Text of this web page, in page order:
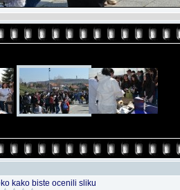
kako biste ocenili sliku